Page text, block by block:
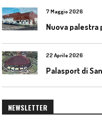
7 Maggio 2026
22 Aprile 2026
Palasport di
NEWSLETTER